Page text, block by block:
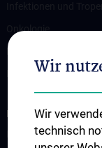
Onkologie
Palliativmedizin
INFORMATIONEN
Information für
Wir
Wir
technisch